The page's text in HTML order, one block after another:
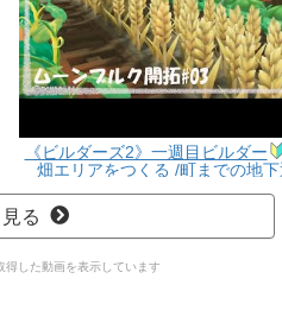
《ビルダーズ2》一週目ビルダー
畑エリアをつくる /町までの地下
る
得した動画を表示しています